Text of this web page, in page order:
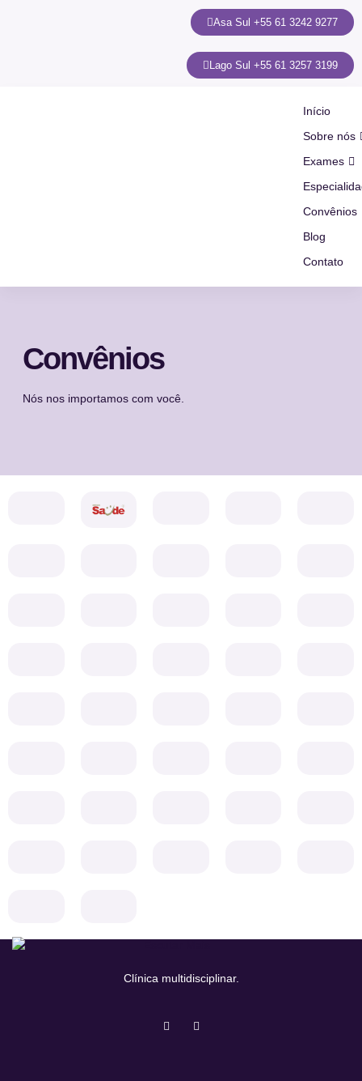
Asa Sul +55 61 3242 9277
Lago Sul +55 61 3257 3199
Início
Sobre nós
Exames
Convênios
Blog
Contato
Convênios
Nós nos importamos com você.
Clínica multidisciplinar.